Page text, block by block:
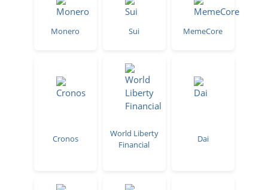
Monero Sui MemeCore
Cronos
World Liberty
Financial
Dai